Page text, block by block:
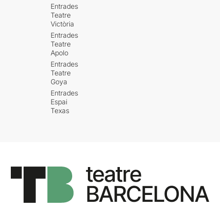
Entrades
Teatre
Victòria
Entrades
Teatre
Apolo
Entrades
Teatre
Goya
Entrades
Espai
Texas